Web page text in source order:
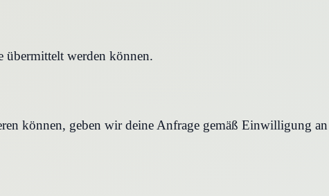
übermittelt werden können.
können, geben wir deine Anfrage gemäß Einwilligung an